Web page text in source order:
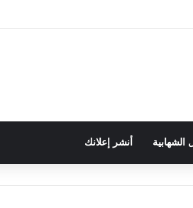
الإمام الصادق(ع)_الشهابية
الشهابية أنشر إعلانك